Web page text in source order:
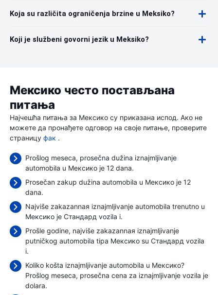
Koja su različita ograničenja brzine u Meksiko?
Koji je službeni govorni jezik u Meksiko?
Мексико често постављана
питања
Најчешћа питања за Мексико су приказана испод. Ако не
можете да пронађете одговор на своје питање, проверите
страницу фак .
Prošlog meseca, prosečna dužina iznajmljivanje
automobila u Мексико je 12 dana.
Prosečan zakup dužina automobila u Мексико je 12
dana.
Najviše zakazannaя iznajmljivanje automobila trenutno u
Мексико je Стандард vozila i.
Prošle godine, najviše zakazannaя iznajmljivanje
putničkog automobila tipa Мексико su Стандард vozila
i.
Koliko košta iznajmljivanje automobila u Мексико?
Prošlog meseca, prosečna cena za iznajmljivanje vozila je
dolara.